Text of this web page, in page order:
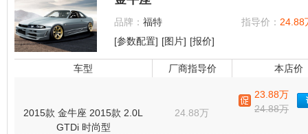
品牌： 福特 指导价： 24.88
[参数配置] [图片] [报价]
车型 厂商指导价 本店价
2015款 金牛座 2015款 2.0L
GTDi 时尚型
24.88万
23.88万
24.88万